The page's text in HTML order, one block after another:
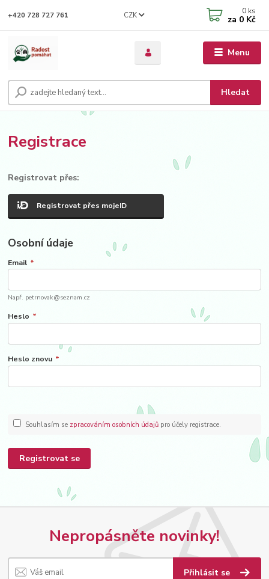
Menu
CZK
Hledat
+420 728 727 761 0 ks
za 0 Kč
Registrace
Registrovat přes:
Registrovat přes mojeID
Osobní údaje
Email *
Např. petrnovak@seznam.cz
Heslo *
Heslo znovu *
Souhlasím se zpracováním osobních údajůpro účely registrace.
Registrovat se
Nepropásněte novinky!
Přihlásit se